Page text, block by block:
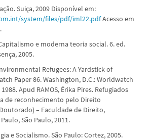
Suiça, 2009 Disponível em:
system/files/pdf/iml22.pdfAcesso em
e moderna teoria social. 6. ed.
2005.
Refugees: A Yardstick of
Paper 86. Washington, D.C.: Worldwatch
Apud RAMOS, Érika Pires. Refugiados
de reconhecimento pelo Direito
– Faculdade de Direito,
São Paulo, 2011.
e Socialismo. São Paulo: Cortez, 2005.